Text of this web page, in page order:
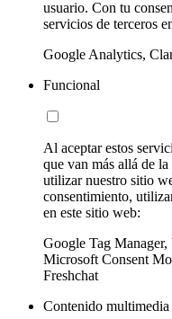
usuario. Con tu
servicios de terceros
Google Analytics,
Funcional
Al aceptar estos
que van más allá de
utilizar nuestro sitio
consentimiento,
en este sitio web:
Google Tag
Microsoft Consent
Freshchat
Contenido multimedia